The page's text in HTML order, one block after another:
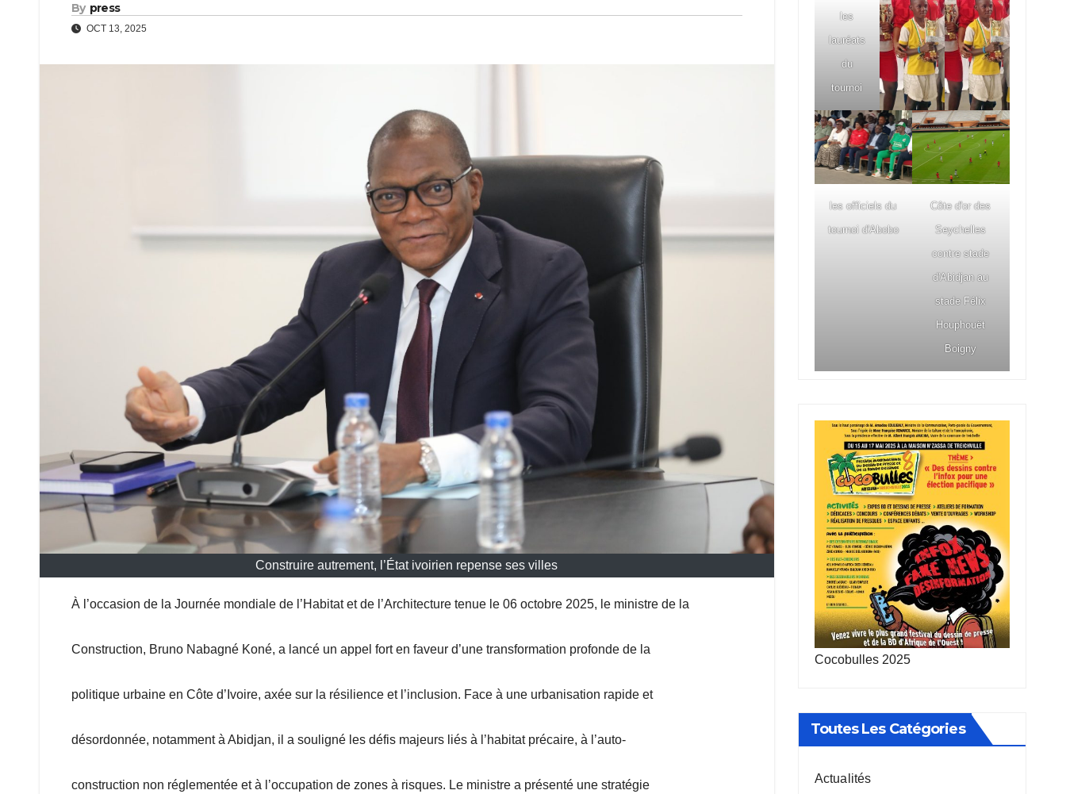
By press
OCT 13, 2025
Construire autrement, l’État ivoirien repense ses villes
À l’occasion de la Journée mondiale de l’Habitat et de l’Architecture tenue le 06 octobre 2025, le ministre de la
Construction, Bruno Nabagné Koné, a lancé un appel fort en faveur d’une transformation profonde de la
politique urbaine en Côte d’Ivoire, axée sur la résilience et l’inclusion. Face à une urbanisation rapide et
désordonnée, notamment à Abidjan, il a souligné les défis majeurs liés à l’habitat précaire, à l’auto-
construction non réglementée et à l’occupation de zones à risques. Le ministre a présenté une stratégie
les
lauréats
du
tournoi
les officiels du
tournoi d'Abobo
Côte d'or des
Seychelles
contre stade
d'Abidjan au
stade Félix
Houphouët
Boigny
Cocobulles 2025
Toutes Les Catégories
Actualités